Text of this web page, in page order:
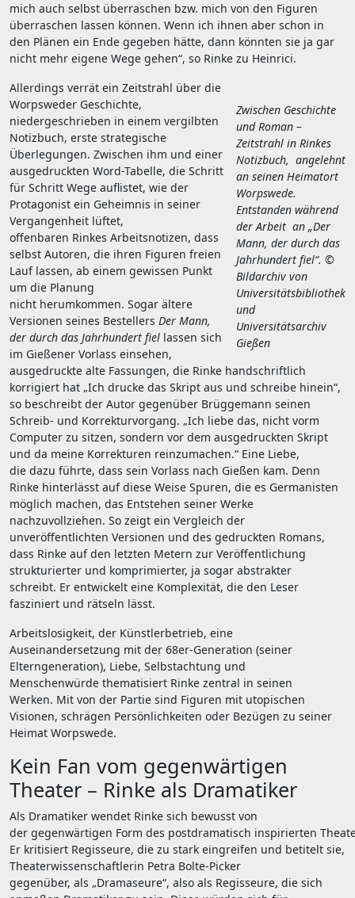
mich auch selbst überraschen bzw. mich von den Figuren
überraschen lassen können. Wenn ich ihnen aber schon in
den Plänen ein Ende gegeben hätte, dann könnten sie ja gar
nicht mehr eigene Wege gehen“, so Rinke zu Heinrici.
Zwischen Geschichte
und Roman –
Zeitstrahl in Rinkes
Notizbuch, angelehnt
an seinen Heimatort
Worpswede.
Entstanden während
der Arbeit an „Der
Mann, der durch das
Jahrhundert fiel“. ©
Bildarchiv von
Universitätsbibliothek
und
Universitätsarchiv
Gießen
Allerdings verrät ein Zeitstrahl über die
Worpsweder Geschichte,
niedergeschrieben in einem vergilbten
Notizbuch, erste strategische
Überlegungen. Zwischen ihm und einer
ausgedruckten Word-Tabelle, die Schritt
für Schritt Wege auflistet, wie der
Protagonist ein Geheimnis in seiner
Vergangenheit lüftet,
offenbaren Rinkes Arbeitsnotizen, dass
selbst Autoren, die ihren Figuren freien
Lauf lassen, ab einem gewissen Punkt
um die Planung
nicht herumkommen. Sogar ältere
Versionen seines Bestellers Der Mann,
der durch das Jahrhundert fiel lassen sich
im Gießener Vorlass einsehen,
ausgedruckte alte Fassungen, die Rinke handschriftlich
korrigiert hat „Ich drucke das Skript aus und schreibe hinein“,
so beschreibt der Autor gegenüber Brüggemann seinen
Schreib- und Korrekturvorgang. „Ich liebe das, nicht vorm
Computer zu sitzen, sondern vor dem ausgedruckten Skript
und da meine Korrekturen reinzumachen.“ Eine Liebe,
die dazu führte, dass sein Vorlass nach Gießen kam. Denn
Rinke hinterlässt auf diese Weise Spuren, die es Germanisten
möglich machen, das Entstehen seiner Werke
nachzuvollziehen. So zeigt ein Vergleich der
unveröffentlichten Versionen und des gedruckten Romans,
dass Rinke auf den letzten Metern zur Veröffentlichung
strukturierter und komprimierter, ja sogar abstrakter
schreibt. Er entwickelt eine Komplexität, die den Leser
fasziniert und rätseln lässt.
Arbeitslosigkeit, der Künstlerbetrieb, eine
Auseinandersetzung mit der 68er-Generation (seiner
Elterngeneration), Liebe, Selbstachtung und
Menschenwürde thematisiert Rinke zentral in seinen
Werken. Mit von der Partie sind Figuren mit utopischen
Visionen, schrägen Persönlichkeiten oder Bezügen zu seiner
Heimat Worpswede.
Kein Fan vom gegenwärtigen
Theater – Rinke als Dramatiker
Als Dramatiker wendet Rinke sich bewusst von
der gegenwärtigen Form des postdramatisch inspirierten
Er kritisiert Regisseure, die zu stark eingreifen und betitelt sie,
Theaterwissenschaftlerin Petra Bolte-Picker
gegenüber, als „Dramaseure“, also als Regisseure, die sich